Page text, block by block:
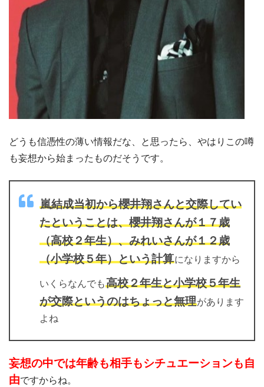
どうも信憑性の薄い情報だな、と思ったら、やはりこの噂
も妄想から始まったものだそうです。
嵐結成当初から櫻井翔さんと交際してい
たということは、櫻井翔さんが１７歳
（高校２年生）、みれいさんが１２歳
（小学校５年）という計算になりますから
いくらなんでも高校２年生と小学校５年生
が交際というのはちょっと無理があります
よね
妄想の中では年齢も相手もシチュエーションも自
由ですからね。